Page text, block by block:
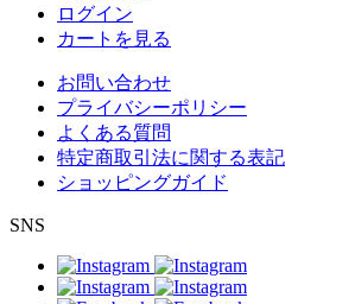
ログイン
カートを見る
お問い合わせ
プライバシーポリシー
よくある質問
特定商取引法に関する表記
ショッピングガイド
SNS